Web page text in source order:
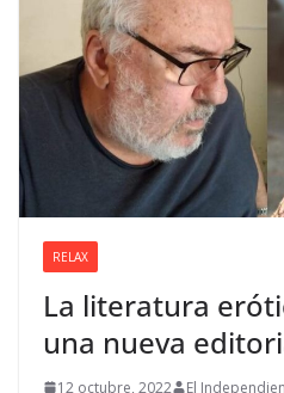
RELAX
La literatura
una nueva
12 octubre, 2022 El